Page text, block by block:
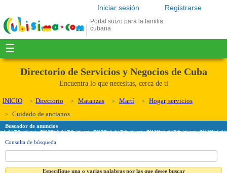
Registrarse
Iniciar sesión
Portal suizo para la familia
cubana
☰
Directorio de Servicios y Negocios de Cuba
Encuentra lo que necesitas, cerca de ti
INICIO Directorio Matanzas Martí
Hogar, servicios
Cuidado de ancianos
Buscador de anuncios
Consulta de búsqueda
Especifique una o varias palabras por las que desee buscar